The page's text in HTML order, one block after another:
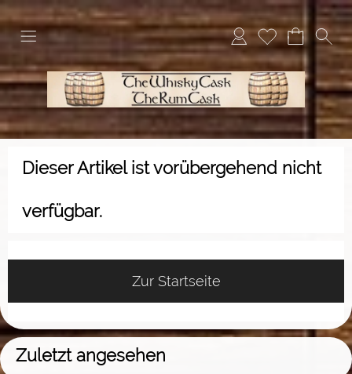
Dieser Artikel ist vorübergehend nicht
verfügbar.
Zur Startseite
Zuletzt angesehen